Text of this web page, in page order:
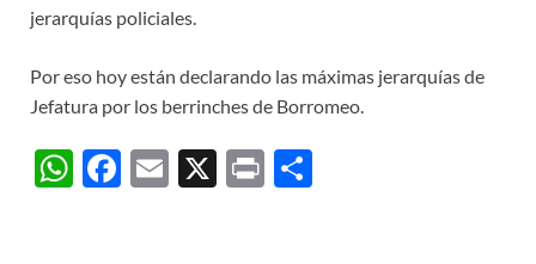
jerarquías policiales.
Por eso hoy están declarando las máximas jerarquías de
Jefatura por los berrinches de Borromeo.
W F
E
X
P